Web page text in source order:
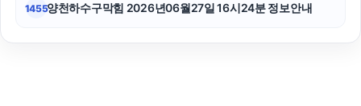
1455양천하수구막힘 2026년06월27일 16시24분 정보안내